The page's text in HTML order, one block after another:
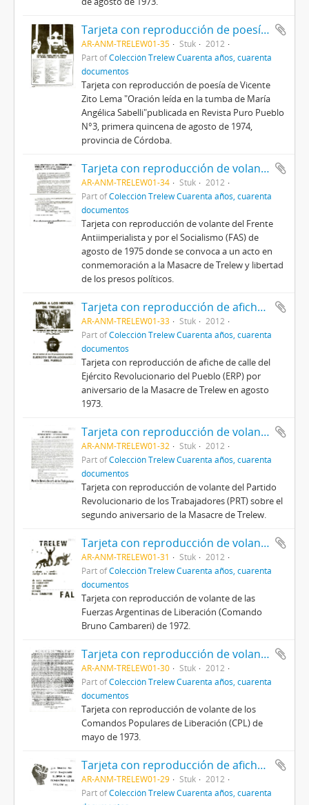
Tarjeta con reproducción de poesía de Vicente Zito Lema
AR-ANM-TRELEW01-35 Stuk
2012
Part ofColección Trelew Cuarenta años, cuarenta
documentos
Tarjeta con reproducción de poesía de Vicente
Zito Lema "Oración leída en la tumba de María
Angélica Sabelli"publicada en Revista Puro Pueblo
N°3, primera quincena de agosto de 1974,
provincia de Córdoba.
Tarjeta con reproducción de volante del FAS
AR-ANM-TRELEW01-34 Stuk
2012
Part ofColección Trelew Cuarenta años, cuarenta
documentos
Tarjeta con reproducción de volante del Frente
Antiimperialista y por el Socialismo (FAS) de
agosto de 1975 donde se convoca a un acto en
conmemoración a la Masacre de Trelew y libertad
de los presos políticos.
Tarjeta con reproducción de afiche de calle del ERP
AR-ANM-TRELEW01-33 Stuk
2012
Part ofColección Trelew Cuarenta años, cuarenta
documentos
Tarjeta con reproducción de afiche de calle del
Ejército Revolucionario del Pueblo (ERP) por
aniversario de la Masacre de Trelew en agosto
1973.
Tarjeta con reproducción de volante del PRT
AR-ANM-TRELEW01-32 Stuk
2012
Part ofColección Trelew Cuarenta años, cuarenta
documentos
Tarjeta con reproducción de volante del Partido
Revolucionario de los Trabajadores (PRT) sobre el
segundo aniversario de la Masacre de Trelew.
Tarjeta con reproducción de volante de FAL CBC
AR-ANM-TRELEW01-31 Stuk
2012
Part ofColección Trelew Cuarenta años, cuarenta
documentos
Tarjeta con reproducción de volante de las
Fuerzas Argentinas de Liberación (Comando
Bruno Cambareri) de 1972.
Tarjeta con reproducción de volante de los CPL
AR-ANM-TRELEW01-30 Stuk
2012
Part ofColección Trelew Cuarenta años, cuarenta
documentos
Tarjeta con reproducción de volante de los
Comandos Populares de Liberación (CPL) de
mayo de 1973.
Tarjeta con reproducción de afiche de calle
AR-ANM-TRELEW01-29 Stuk
2012
Part ofColección Trelew Cuarenta años, cuarenta